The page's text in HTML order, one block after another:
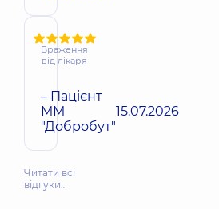
Враження
від лікаря
– Пацієнт
ММ
"Добробут"
15.07.2026
Читати всі
відгуки…